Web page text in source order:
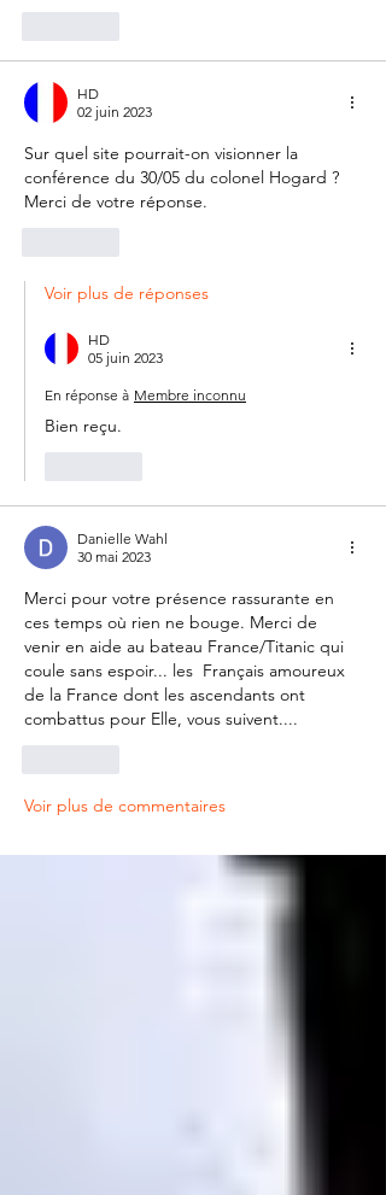
HD
02 juin 2023
Sur quel site pourrait-on visionner la
conférence du 30/05 du colonel Hogard ?
Merci de votre réponse.
Voir plus de réponses
HD
05 juin 2023
En réponse à Membre inconnu
Bien reçu.
Danielle Wahl
30 mai 2023
Merci pour votre présence rassurante en
ces temps où rien ne bouge. Merci de
venir en aide au bateau France/Titanic qui
coule sans espoir... les  Français amoureux
de la France dont les ascendants ont
combattus pour Elle, vous suivent....
Voir plus de commentaires